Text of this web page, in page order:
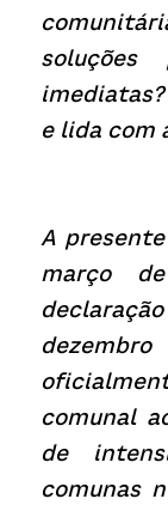
soluções
e lida com
A
março
comunal
de
comunas